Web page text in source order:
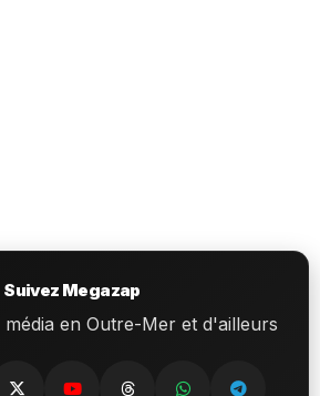
Suivez Megazap
en Outre-Mer et d'ailleurs